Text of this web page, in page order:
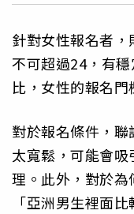
針對女性報名者
不可超過24，有
比，女性的報名門
對於報名條件，
太寬鬆，可能會
理。此外，對於為
「亞洲男生裡面